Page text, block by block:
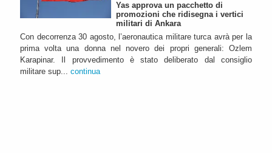
Yas approva un pacchetto di
promozioni che ridisegna i vertici
militari di Ankara
Con decorrenza 30 agosto, l’aeronautica militare turca avrà per la
prima volta una donna nel novero dei propri generali: Ozlem
Karapinar. Il provvedimento è stato deliberato dal consiglio
militare sup... continua